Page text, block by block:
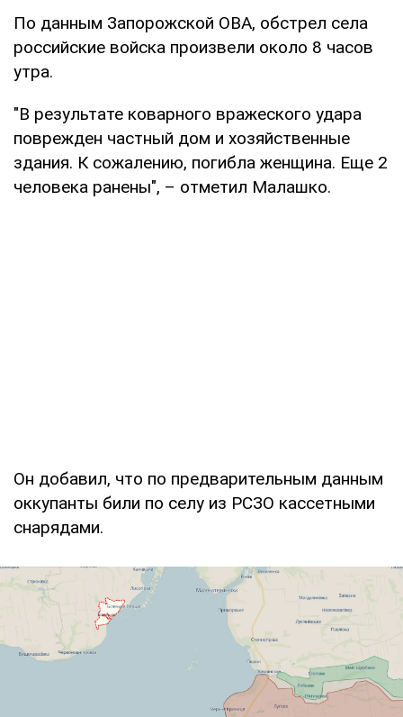
По данным Запорожской ОВА, обстрел села
российские войска произвели около 8 часов
утра.
"В результате коварного вражеского удара
поврежден частный дом и хозяйственные
здания. К сожалению, погибла женщина. Еще 2
человека ранены", – отметил Малашко.
Он добавил, что по предварительным данным
оккупанты били по селу из РСЗО кассетными
снарядами.